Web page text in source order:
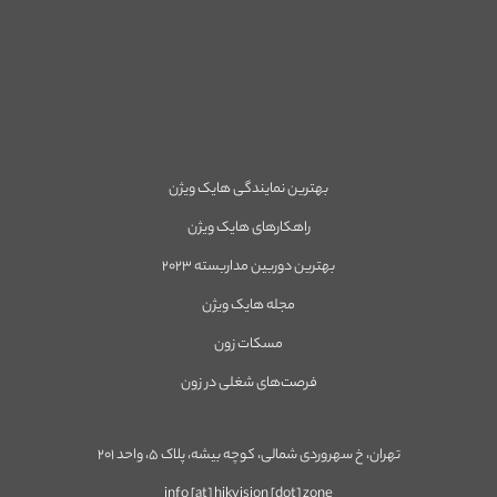
تهران، خ سهروردی شمالی، کوچه بیشه، پلاک ۵، واحد ۲۰۱
بهترین نمایندگی هایک ویژن
راهکارهای هایک ویژن
بهترین دوربین مداربسته ۲۰۲۳
مجله هایک ویژن
مسکات زون
فرصت‌های شغلی در زون